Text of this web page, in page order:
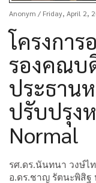
Anonym / Friday, April 2,
โครงกา
รองคณบ
ประธาน
ปรับปรุง
Normal
รศ.ดร.นันทนา วงษ์ไ
อ.ดร.ชาญ รัตนะพิสิ